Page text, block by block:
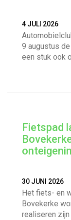
4 JULI 2026
9 augustus
een stuk ook
Fietspad
30 JUNI 2026
Het fiets- en
Bovekerke
realiseren